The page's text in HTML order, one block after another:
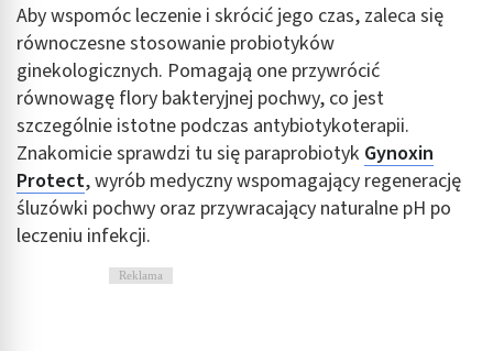
Aby wspomóc leczenie i skrócić jego czas, zaleca się
równoczesne stosowanie probiotyków
ginekologicznych. Pomagają one przywrócić
równowagę flory bakteryjnej pochwy, co jest
szczególnie istotne podczas antybiotykoterapii.
Znakomicie sprawdzi tu się paraprobiotyk Gynoxin
Protect, wyrób medyczny wspomagający regenerację
śluzówki pochwy oraz przywracający naturalne pH po
leczeniu infekcji.
Reklama
Pomiar efektywności treści
Rozumienie odbiorców dzięki statystyce lub
kombinacji danych z różnych źródeł
Rozwój i ulepszanie usług
Wykorzystywanie ograniczonych danych do
wyboru treści
Użycie dokładnych danych geolokalizacyjnych